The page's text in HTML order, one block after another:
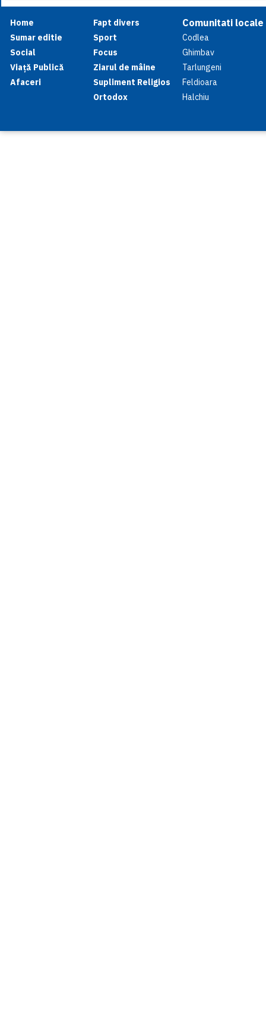
Home
Sumar editie
Social
Viață Publică
Afaceri
Fapt divers
Sport
Focus
Ziarul de mâine
Supliment Religios
Ortodox
Comunitati locale
Codlea
Ghimbav
Tarlungeni
Feldioara
Halchiu